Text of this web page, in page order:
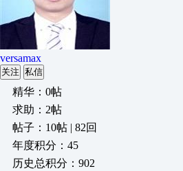
versamax
关注 私信
精华：0帖
求助：2帖
帖子：10帖 | 82回
年度积分：45
历史总积分：902